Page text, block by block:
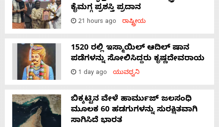
ಕೈಮಗ್ಗ ಪ್ರಶಸ್ತಿ ಪ್ರದಾನ
21 hours ago ರಾಷ್ಟ್ರೀಯ
1520 ರಲ್ಲಿ ಇಸ್ಮಾಯಿಲ್ ಆದಿಲ್ ಷಾನ
ಪಡೆಗಳನ್ನು ಸೋಲಿಸಿದ್ದರು ಕೃಷ್ಣದೇವರಾಯ
1 day ago ಯುವಧ್ವನಿ
ಬಿಕ್ಕಟ್ಟಿನ ವೇಳೆ ಹಾರ್ಮುಜ್ ಜಲಸಂಧಿ
ಮೂಲಕ 60 ಹಡಗುಗಳನ್ನು ಸುರಕ್ಷಿತವಾಗಿ
ಸಾಗಿಸಿದೆ ಭಾರತ